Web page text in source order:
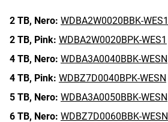
2 TB, Nero: WDBA2W0020BBK-WES1
2 TB, Pink: WDBA2W0020BPK-WES1
4 TB, Nero: WDBA3A0040BBK-WESN
4 TB, Pink: WDBZ7D0040BPK-WESN
5 TB, Nero: WDBA3A0050BBK-WESN
6 TB, Nero: WDBZ7D0060BBK-WESN